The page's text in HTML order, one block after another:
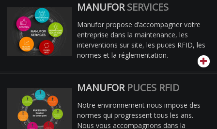
MANUFORSERVICES
Manufor propose d’accompagner votre
entreprise dans la maintenance, les
interventions sur site, les puces RFID, les
normes et la réglementation.
MANUFOR PUCES RFID
Notre environnement nous impose des
normes qui progressent tous les ans.
Nous vous accompagnons dans la